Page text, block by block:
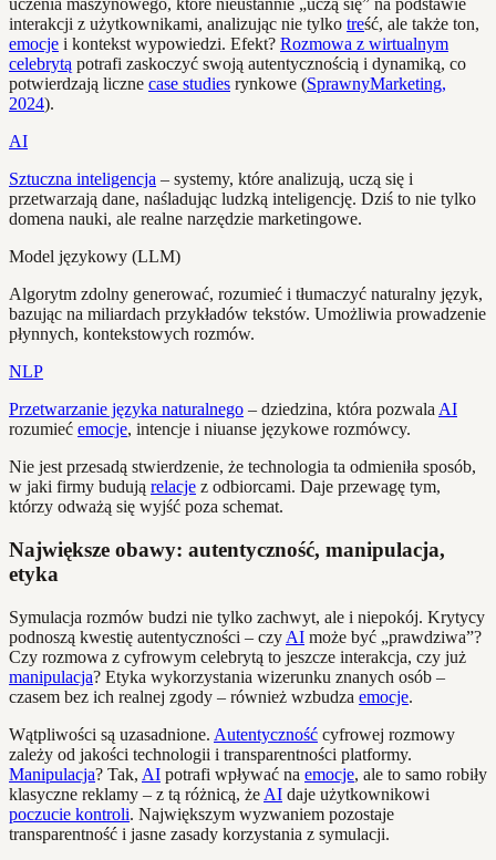
uczenia maszynowego, które nieustannie „uczą się” na podstawie
interakcji z użytkownikami, analizując nie tylko treść, ale także ton,
emocje i kontekst wypowiedzi. Efekt? Rozmowa z wirtualnym
celebrytą potrafi zaskoczyć swoją autentycznością i dynamiką, co
potwierdzają liczne case studies rynkowe (SprawnyMarketing,
2024).
AI
Sztuczna inteligencja – systemy, które analizują, uczą się i
przetwarzają dane, naśladując ludzką inteligencję. Dziś to nie tylko
domena nauki, ale realne narzędzie marketingowe.
Model językowy (LLM)
Algorytm zdolny generować, rozumieć i tłumaczyć naturalny język,
bazując na miliardach przykładów tekstów. Umożliwia prowadzenie
płynnych, kontekstowych rozmów.
NLP
Przetwarzanie języka naturalnego – dziedzina, która pozwala AI
rozumieć emocje, intencje i niuanse językowe rozmówcy.
Nie jest przesadą stwierdzenie, że technologia ta odmieniła sposób,
w jaki firmy budują relacje z odbiorcami. Daje przewagę tym,
którzy odważą się wyjść poza schemat.
Największe obawy: autentyczność, manipulacja,
etyka
Symulacja rozmów budzi nie tylko zachwyt, ale i niepokój. Krytycy
podnoszą kwestię autentyczności – czy AI może być „prawdziwa”?
Czy rozmowa z cyfrowym celebrytą to jeszcze interakcja, czy już
manipulacja? Etyka wykorzystania wizerunku znanych osób –
czasem bez ich realnej zgody – również wzbudza emocje.
Wątpliwości są uzasadnione. Autentyczność cyfrowej rozmowy
zależy od jakości technologii i transparentności platformy.
Manipulacja? Tak, AI potrafi wpływać na emocje, ale to samo robiły
klasyczne reklamy – z tą różnicą, że AI daje użytkownikowi
poczucie kontroli. Największym wyzwaniem pozostaje
transparentność i jasne zasady korzystania z symulacji.